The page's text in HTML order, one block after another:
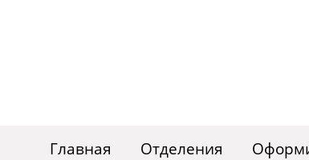
Главная Отделения